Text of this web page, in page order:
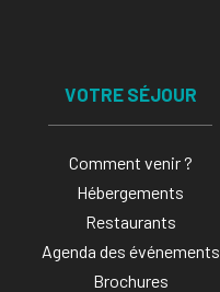
VOTRE SÉJOUR
Comment venir ?
Hébergements
Restaurants
Agenda des événements
Brochures